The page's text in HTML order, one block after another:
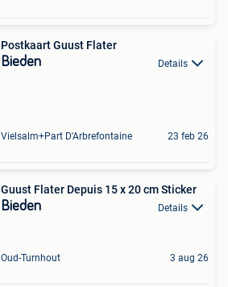
Postkaart Guust Flater
Bieden Details
Vielsalm+Part D'Arbrefontaine 23 feb 26
Guust Flater Depuis 15 x 20 cm Sticker
Bieden Details
Oud-Turnhout 3 aug 26